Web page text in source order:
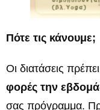
Πότε τις κάνουμε;
Οι διατάσεις
φορές την
σας πρόγραμμα.